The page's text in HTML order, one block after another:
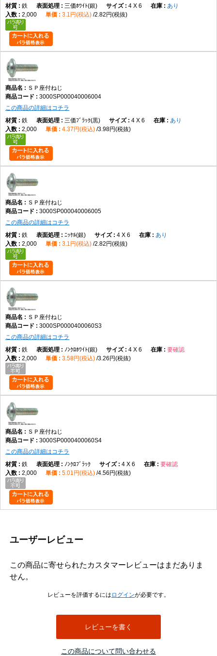
この商品について問い合わせる
鉄
三価ﾎﾜｲﾄ(銀) 4 X 6
あり
2,000
3.1円(税込) 2.82円(税抜)
ＳＰ座付ねじ
3000SP000040006004
この商品の詳細はコチラ
鉄
三価ﾌﾞﾗｯｸ(黒) 4 X 6
あり
2,000
4.37円(税込) 3.98円(税抜)
ＳＰ座付ねじ
3000SP000040006005
この商品の詳細はコチラ
鉄
ﾆｯｹﾙ(銀) 4 X 6
あり
2,000
3.1円(税込) 2.82円(税抜)
ＳＰ座付ねじ
3000SP0000400060S3
この商品の詳細はコチラ
鉄
ﾉﾝｸﾛﾎﾜｲﾄ(銀) 4 X 6
要確認
2,000
3.58円(税込) 3.26円(税抜)
ＳＰ座付ねじ
3000SP0000400060S4
この商品の詳細はコチラ
鉄
ﾉﾝｸﾛﾌﾞﾗｯｸ 4 X 6
要確認
2,000
5.01円(税込) 4.56円(税抜)
ユーザーレビュー
この商品に寄せられたカスタマーレビューはまだありま
せん。
レビューを評価するには ログインが必要です。
レビューを書く